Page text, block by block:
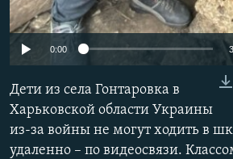
Все сайты РСЕ/РС
0:00
Дети из села Гонтаровка в
Харьковской области Украины
из-за войны не могут ходить в
удаленно – по видеосвязи.